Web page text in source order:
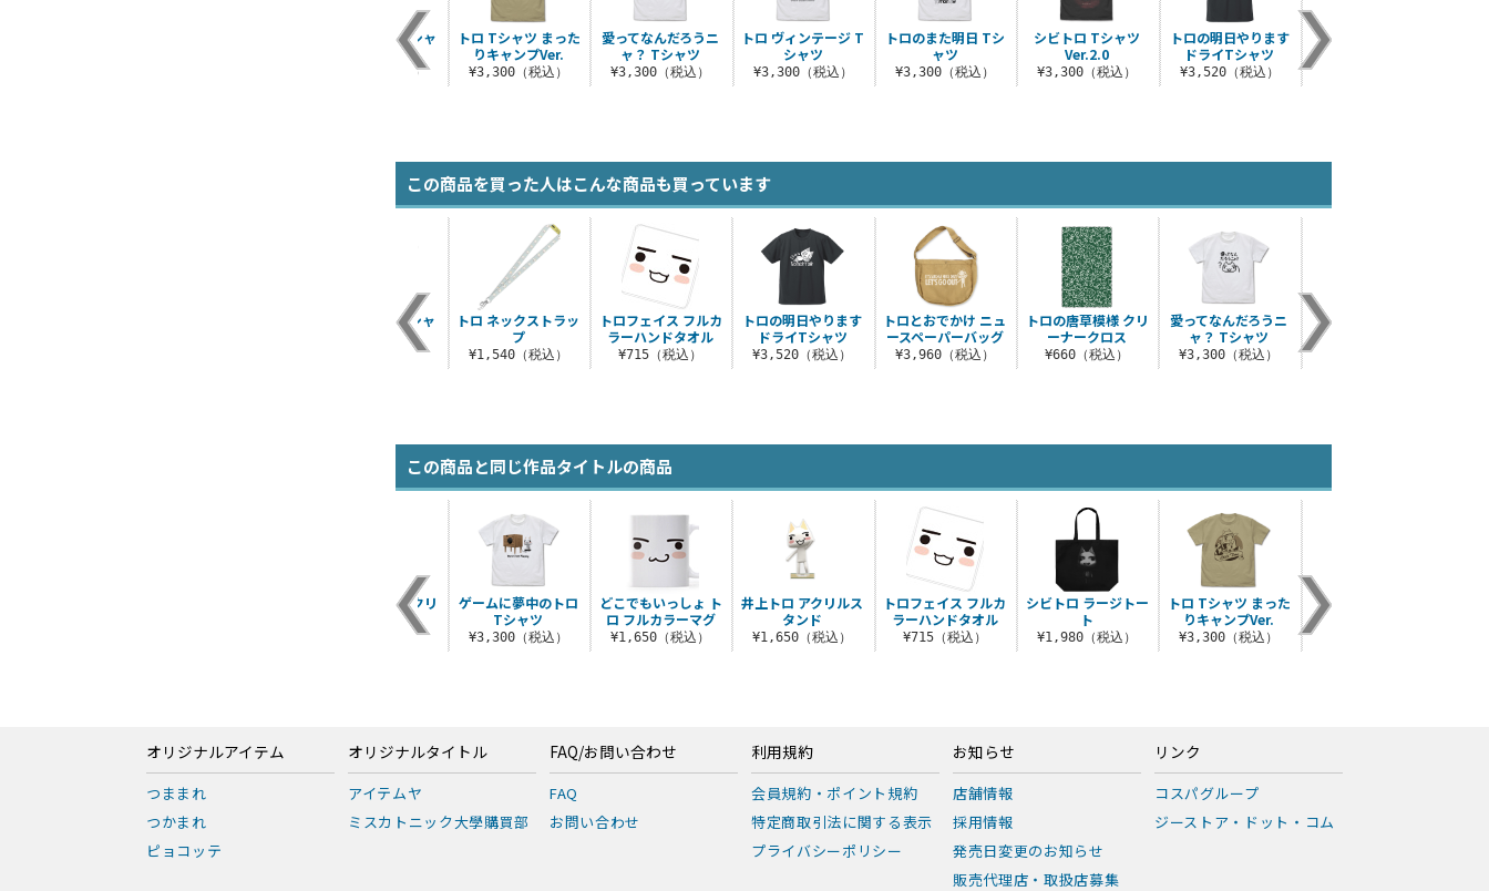
トロ ヴィンテージ T
シャツ
¥3,300（税込）
トロのまた明日 Tシ
ャツ
¥3,300（税込）
シビトロ Tシャツ
Ver.2.0
¥3,300（税込）
トロの明日やります
ドライTシャツ
¥3,520（税込）
ゲームに夢中のトロ
トロのダンス Tシャ
¥3,300（税込）
トロ Tシャツ まった
りキャンプVer.
¥3,300（税込）
愛ってなんだろうニ
ャ？ Tシャツ
¥3,300（税込）
この商品を買った人はこんな商品も買っています
トロの明日やります
ドライTシャツ
¥3,520（税込）
トロとおでかけ ニュ
ースペーパーバッグ
¥3,960（税込）
トロの唐草模様 クリ
ーナークロス
¥660（税込）
愛ってなんだろうニ
ャ？ Tシャツ
¥3,300（税込）
トロとミカン箱 アク
トロのダンス Tシャ
¥3,300（税込）
トロ ネックストラッ
プ
¥1,540（税込）
トロフェイス フルカ
ラーハンドタオル
¥715（税込）
この商品と同じ作品タイトルの商品
井上トロ アクリルス
タンド
¥1,650（税込）
トロフェイス フルカ
ラーハンドタオル
¥715（税込）
シビトロ ラージトー
ト
¥1,980（税込）
トロ Tシャツ まった
りキャンプVer.
¥3,300（税込）
トロ ミニステッカー
トロの唐草模様 クリ
ーナークロス
¥660（税込）
ゲームに夢中のトロ
Tシャツ
¥3,300（税込）
どこでもいっしょ ト
ロ フルカラーマグ
¥1,650（税込）
オリジナルアイテム
つままれ
つかまれ
ピョコッテ
オリジナルタイトル
アイテムヤ
ミスカトニック大學購買部
FAQ/お問い合わせ
FAQ
お問い合わせ
利用規約
会員規約・ポイント規約
特定商取引法に関する表示
プライバシーポリシー
お知らせ
店舗情報
採用情報
発売日変更のお知らせ
販売代理店・取扱店募集
リンク
コスパグループ
ジーストア・ドット・コム